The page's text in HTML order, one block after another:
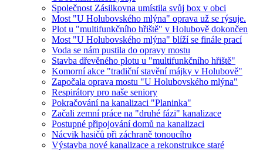
Společnost Zásilkovna umístila svůj box v obci
Most "U Holubovského mlýna" oprava už se rýsuje.
Plot u "multifunkčního hřiště" v Holubově dokončen
Most "U Holubovského mlýna" blíží se finále prací
Voda se nám pustila do opravy mostu
Stavba dřevěného plotu u "multifunkčního hřiště"
Komorní akce "tradiční stavění májky v Holubově"
Započala oprava mostu "U Holubovského mlýna"
Respirátory pro naše seniory
Pokračování na kanalizaci "Planinka"
Začali zemní práce na "druhé fázi" kanalizace
Postupné připojování domů na kanalizaci
Nácvik hasičů při záchraně tonoucího
Výstavba nové kanalizace a rekonstrukce staré